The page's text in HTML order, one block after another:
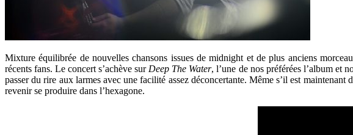
Mixture équilibrée de nouvelles chansons issues de midnight et de plus anciens
récents fans. Le concert s’achève sur Deep The Water, l’une de nos préférées l’album et
passer du rire aux larmes avec une facilité assez déconcertante. Même s’il est
revenir se produire dans l’hexagone.